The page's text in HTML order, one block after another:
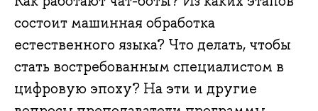
состоит машинная обработка
естественного языка? Что делать, чтобы
стать востребованным специалистом в
цифровую эпоху? На эти и другие